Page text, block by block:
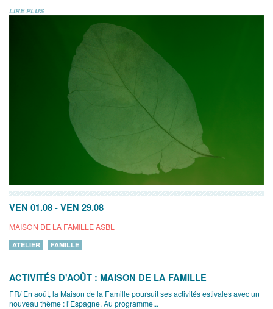
LIRE PLUS
VEN 01.08 - VEN 29.08
MAISON DE LA FAMILLE ASBL
ATELIER FAMILLE
ACTIVITÉS D'AOÛT : MAISON DE LA FAMILLE
FR/ En août, la Maison de la Famille poursuit ses activités estivales avec un
nouveau thème : l’Espagne. Au programme...